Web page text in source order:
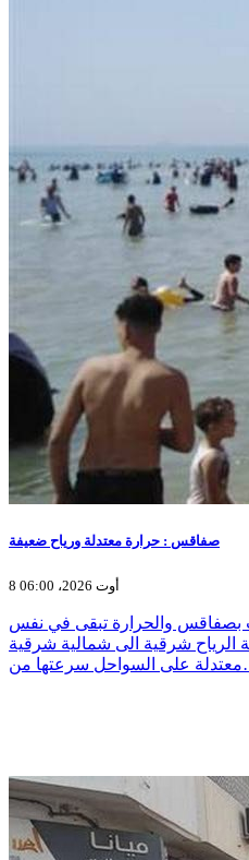
صفاقس : حرارة معتدلة ورياح ضعيفة
8 أوت 2026، 06:00
بصفاقس والحرارة تبقى في نفس
وتتراوح بين 31 و 40 درجة الرياح شرقية الى شمالية شرقية
من…